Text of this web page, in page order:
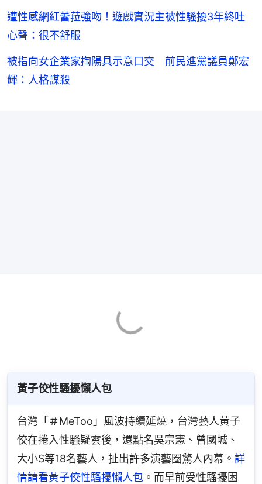
遭性感網紅蕾菈強吻！遊戲實況主被性騷擾3年終吐
心聲：很不舒服
被指向女企業家掏陽具示意口交 前民進黨議員鄭宏
輝：人格謀殺
黃子佼性騷擾懶人包
台灣「＃MeToo」風波持續延燒，台灣藝人黃子
佼在捲入性騷疑雲後，還點名吳宗憲、曾國城、
大小S等18名藝人，扯出許多演藝圈驚人內幕。 詳
情請看黃子佼性騷擾懶人包 。而早前受性騷擾困